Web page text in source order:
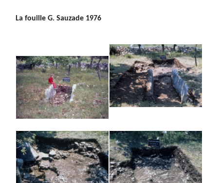
La fouille G. Sauzade 1976